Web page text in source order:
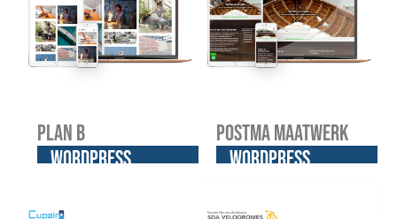
Plan B
WordPress
Postma Maatwerk
WordPress